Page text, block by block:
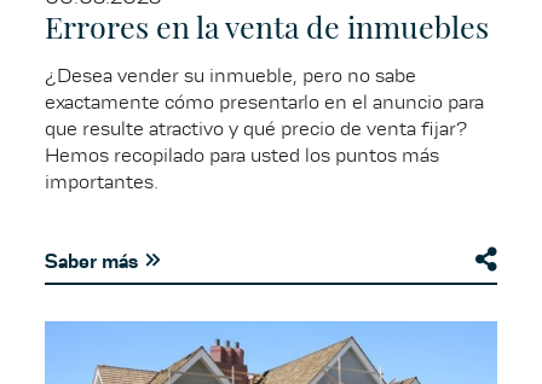
Errores en la venta de inmuebles
¿Desea vender su inmueble, pero no sabe
exactamente cómo presentarlo en el anuncio para
que resulte atractivo y qué precio de venta fijar?
Hemos recopilado para usted los puntos más
importantes.
Saber más